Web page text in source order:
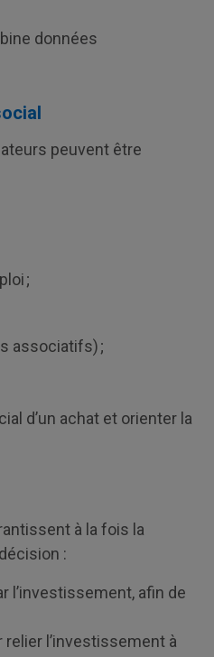
données
peuvent être
;
associatifs) ;
d’un achat et orienter la
à la fois la
:
l’investissement, afin de
relier l’investissement à